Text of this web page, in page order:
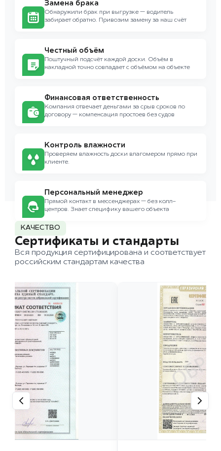
Замена брака
Обнаружили брак при выгрузке — водитель
забирает обратно. Привозим замену за наш счёт
Честный объём
Поштучный подсчёт каждой доски. Объём в
накладной точно совпадает с объёмом на объекте
Финансовая ответственность
Компания отвечает деньгами за срыв сроков по
договору — компенсация простоев без судов
Контроль влажности
Проверяем влажность доски влагомером прямо при
клиенте.
Персональный менеджер
Прямой контакт в мессенджерах — без колл-
центров. Знает специфику вашего объекта
КАЧЕСТВО
Сертификаты и стандарты
Вся продукция сертифицирована и соответствует
российским стандартам качества